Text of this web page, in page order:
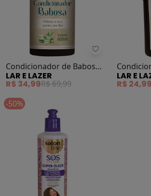
Lar e Lazer -
Condicionador de Babosa
400ml
LAR E LAZER
R$ 34,99R$ 69,99
LAR E
R$ 24,99
-50%